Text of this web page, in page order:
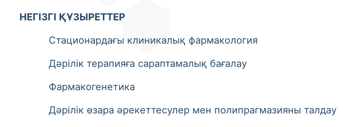
НЕГІЗГІ ҚҰЗЫРЕТТЕР
Стационардағы клиникалық фармакология
Дәрілік терапияға сараптамалық бағалау
Фармакогенетика
Дәрілік өзара әрекеттесулер мен полипрагмазияны талдау